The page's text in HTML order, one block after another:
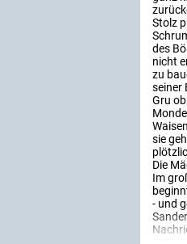
Stolz
des
nicht
zu
seiner
Gru
sie
Die
Im
- und